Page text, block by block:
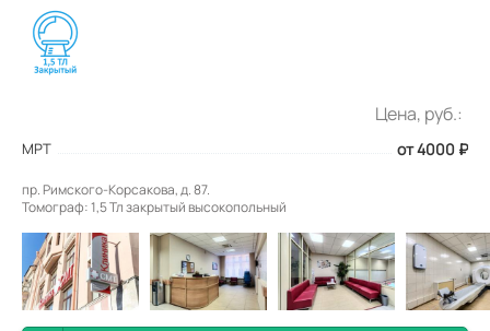
Цена, руб.:
МРТ от 4000 ₽
пр. Римского-Корсакова, д. 87.
Томограф: 1,5 Тл закрытый высокопольный